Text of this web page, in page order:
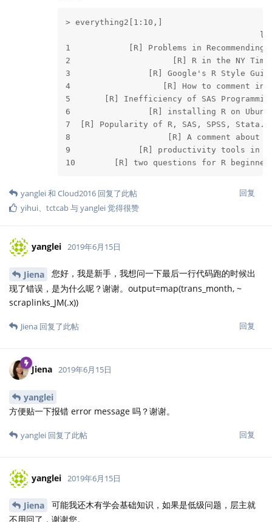
> everything2[1:10,]
1            [R] Problems in Recommending
2                     [R] R in the NY Times
3                [R] Google's R Style Guide
4                   [R] How to comment in R
5       [R] Inefficiency of SAS
6                [R] installing R on Ubuntu
7  [R] Popularity of R, SAS, SPSS,
8                    [R] A comment about R:
9              [R] productivity tools in R?
10        [R] two questions for R
回复
yanglei和 Cloud2016 回复了此帖
yihui、 tctcab与yanglei觉得很赞
yanglei 2019年6月15日
Jiena
您好，我是新手，我想问一下最后一行代码跑的时候出
现了错误，是为什么呢？谢谢。output=map(trans_month, ~
scraplinks_JM(.x))
回复
Jiena 回复了此帖
Jiena 2019年6月15日
yanglei
方便贴一下报错 error message 吗？谢谢。
回复
yanglei 回复了此帖
yanglei 2019年6月15日
Jiena
可能我还木有学会基础知识，如果是低级问题，层主就
不用回了，谢谢您。